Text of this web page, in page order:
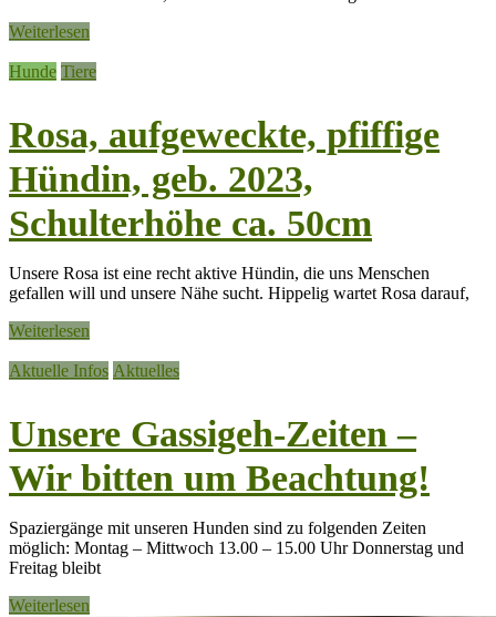
Weiterlesen
Hunde Tiere
Rosa, aufgeweckte, pfiffige
Hündin, geb. 2023,
Schulterhöhe ca. 50cm
Unsere Rosa ist eine recht aktive Hündin, die uns Menschen
gefallen will und unsere Nähe sucht. Hippelig wartet Rosa darauf,
Weiterlesen
Aktuelle Infos Aktuelles
Unsere Gassigeh-Zeiten –
Wir bitten um Beachtung!
Spaziergänge mit unseren Hunden sind zu folgenden Zeiten
möglich: Montag – Mittwoch 13.00 – 15.00 Uhr Donnerstag und
Freitag bleibt
Weiterlesen